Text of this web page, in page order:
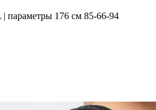
параметры 176 см 85-66-94